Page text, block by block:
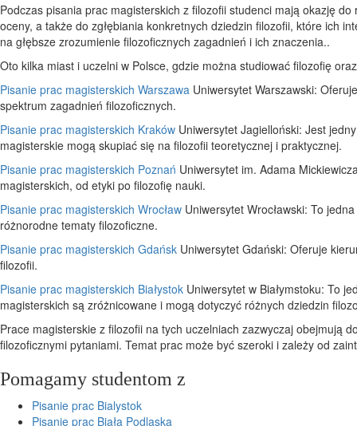
Podczas pisania prac magisterskich z filozofii studenci mają okazję
oceny, a także do zgłębiania konkretnych dziedzin filozofii, które ich
na głębsze zrozumienie filozoficznych zagadnień i ich znaczenia..
Oto kilka miast i uczelni w Polsce, gdzie można studiować filozofię
Pisanie prac magisterskich Warszawa Uniwersytet Warszawski:
spektrum zagadnień filozoficznych.
Pisanie prac magisterskich Kraków Uniwersytet Jagielloński: Jest
magisterskie mogą skupiać się na filozofii teoretycznej i praktycznej.
Pisanie prac magisterskich Poznań Uniwersytet im. Adama
magisterskich, od etyki po filozofię nauki.
Pisanie prac magisterskich Wrocław Uniwersytet Wrocławski: To
różnorodne tematy filozoficzne.
Pisanie prac magisterskich Gdańsk Uniwersytet Gdański: Oferuje
filozofii.
Pisanie prac magisterskich Białystok Uniwersytet w Białymstoku: To
magisterskich są zróżnicowane i mogą dotyczyć różnych dziedzin
Prace magisterskie z filozofii na tych uczelniach zazwyczaj obejmują
filozoficznymi pytaniami. Temat prac może być szeroki i zależy od
Pomagamy studentom z
Pisanie prac Bialystok
Pisanie prac Biała Podlaska